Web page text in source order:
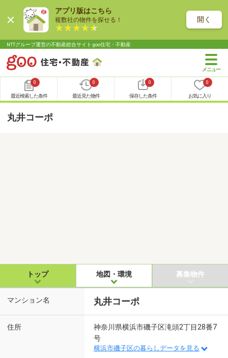
アプリ版はこちら
複数社の物件を探せる！ 開く
NTTグループ運営の不動産総合サイト goo住宅・不動産
0
最近検索した条件
0
最近見た物件
0
保存した条件
0
お気に入り
丸井コーポ
トップ 地図・環境 募集物件
マンション名 丸井コーポ
住所
神奈川県横浜市磯子区滝頭2丁目28番7
号
横浜市磯子区の暮らしデータを見る